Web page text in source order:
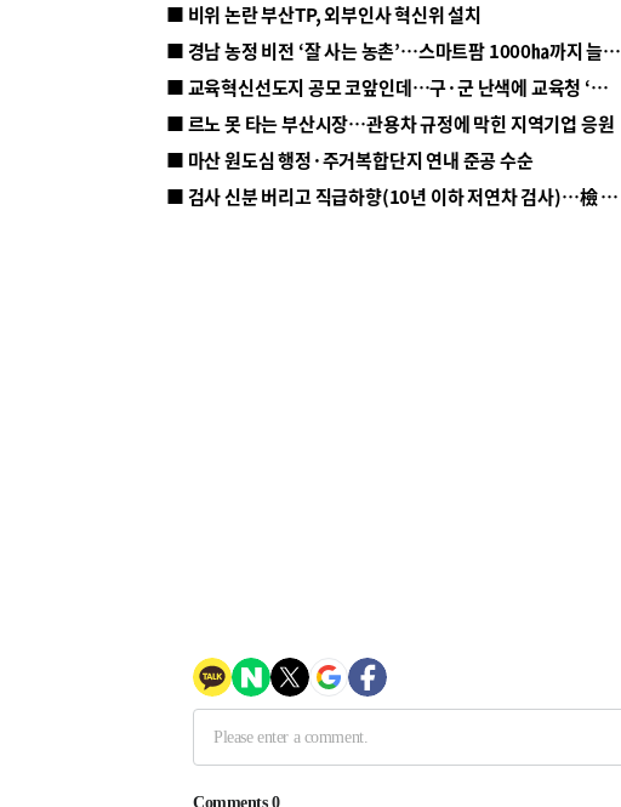
■ 비위 논란 부산TP, 외부인사 혁신위 설치
■ 경남 농정 비전 ‘잘 사는 농촌’…스마트팜 1000㏊까지 늘린다
■ 교육혁신선도지 공모 코앞인데…구·군 난색에 교육청 ‘쩔쩔’
■ 르노 못 타는 부산시장…관용차 규정에 막힌 지역기업 응원
■ 마산 원도심 행정·주거복합단지 연내 준공 수순
■ 검사 신분 버리고 직급하향(10년 이하 저연차 검사)…檢 중수청행 기피